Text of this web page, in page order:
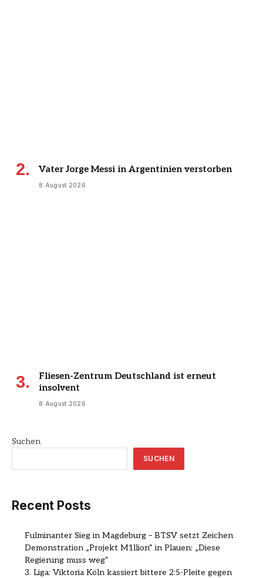
Vater Jorge Messi in Argentinien verstorben
8 August 2026
Fliesen-Zentrum Deutschland ist erneut
insolvent
8 August 2026
Suchen
SUCHEN
Recent Posts
Fulminanter Sieg in Magdeburg – BTSV setzt Zeichen
Demonstration „Projekt M1llion“ in Plauen: „Diese
Regierung muss weg“
3. Liga: Viktoria Köln kassiert bittere 2:5-Pleite gegen